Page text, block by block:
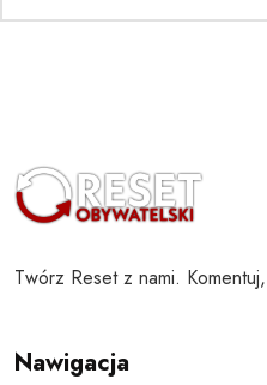
Twórz Reset z nami.
Nawigacja